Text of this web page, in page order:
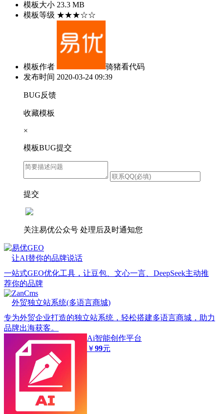
模板大小 23.3 MB
模板等级 ★★★☆☆
模板作者
骑猪看代码
发布时间 2020-03-24 09:39
BUG反馈
收藏模板
×
模板BUG提交
提交
关注易优公众号 处理后及时通知您
易优GEO
让AI替你的品牌说话
一站式GEO优化工具，让豆包、文心一言、DeepSeek主动推
荐你的品牌
ZanCms
外贸独立站系统(多语言商城)
专为外贸企业打造的独立站系统，轻松搭建多语言商城，助力
品牌出海获客。
Ai智能创作平台
￥99元